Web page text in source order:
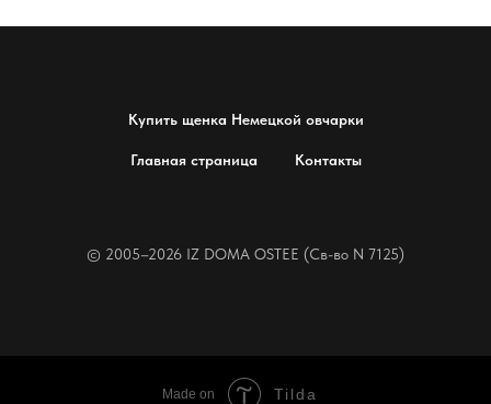
Купить щенка Немецкой овчарки
Главная страница Контакты
© 2005–2026 IZ DOMA OSTEE (Св-во N 7125)
Made on Tilda